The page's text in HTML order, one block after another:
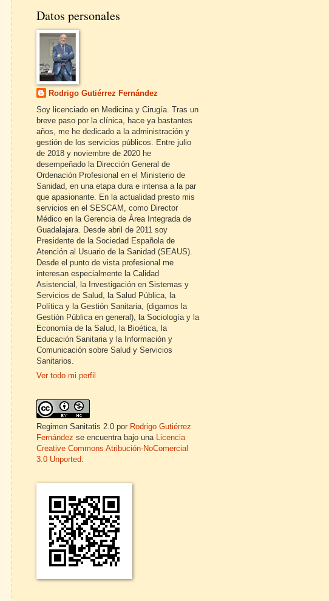
Datos personales
Rodrigo Gutiérrez Fernández
Soy licenciado en Medicina y Cirugía. Tras un
breve paso por la clínica, hace ya bastantes
años, me he dedicado a la administración y
gestión de los servicios públicos. Entre julio
de 2018 y noviembre de 2020 he
desempeñado la Dirección General de
Ordenación Profesional en el Ministerio de
Sanidad, en una etapa dura e intensa a la par
que apasionante. En la actualidad presto mis
servicios en el SESCAM, como Director
Médico en la Gerencia de Área Integrada de
Guadalajara. Desde abril de 2011 soy
Presidente de la Sociedad Española de
Atención al Usuario de la Sanidad (SEAUS).
Desde el punto de vista profesional me
interesan especialmente la Calidad
Asistencial, la Investigación en Sistemas y
Servicios de Salud, la Salud Pública, la
Política y la Gestión Sanitaria, (digamos la
Gestión Pública en general), la Sociología y la
Economía de la Salud, la Bioética, la
Educación Sanitaria y la Información y
Comunicación sobre Salud y Servicios
Sanitarios.
Ver todo mi perfil
Regimen Sanitatis 2.0 por Rodrigo Gutiérrez
Fernández se encuentra bajo una Licencia
Creative Commons Atribución-NoComercial
3.0 Unported.